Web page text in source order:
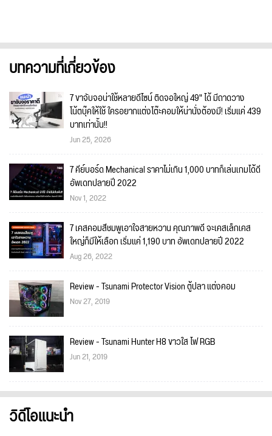
บทความที่เกี่ยวข้อง
7 ขาจับจอน่าใช้หลายดีไซน์ ติดจอใหญ่ 49" ได้ มีถาดวาง
โน้ตบุ๊คให้ใช้ ใครอยากแต่งโต๊ะคอมให้น่านั่งต้องมี! เริ่มแค่ 439
บาทเท่านั้น!!
Jun 25, 2026
7 คีย์บอร์ด Mechanical ราคาไม่เกิน 1,000 บาทก็เล่นเกมได้ดี
อัพเดทปลายปี 2022
Nov 1, 2022
7 เคสคอมสีชมพูเอาใจสายหวาน คุณภาพดี จะเคสเล็กเคส
ใหญ่ก็มีให้เลือก เริ่มแค่ 1,190 บาท อัพเดทปลายปี 2022
Aug 26, 2022
Review - Tsunami Protector Vision ตู้ปลา แต่งคอม
Nov 27, 2019
Review - Tsunami Hunter H8 ขาวใส ไฟ RGB
Jun 21, 2019
วิดีโอแนะนำ